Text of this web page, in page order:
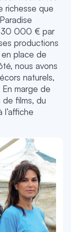
richesse que
30 000 € par
productions
place de
nous avons
naturels,
marge de
films, du